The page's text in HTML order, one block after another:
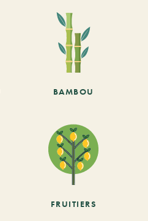
BAMBOU
FRUITIERS